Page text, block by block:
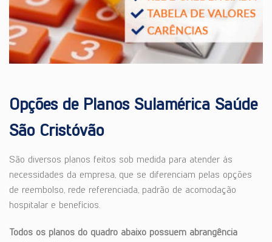
Opções de Planos Sulamérica Saúde
São Cristóvão
São diversos planos feitos sob medida para atender às
necessidades da empresa, que se diferenciam pelas opções
de reembolso, rede referenciada, padrão de acomodação
hospitalar e benefícios.
Todos os planos do quadro abaixo possuem abrangência